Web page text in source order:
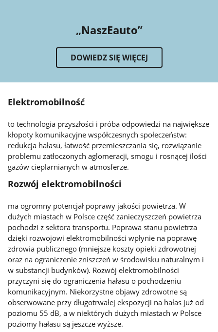
„NaszEauto”
DOWIEDZ SIĘ WIĘCEJ
Elektromobilność
to technologia przyszłości i próba odpowiedzi na największe
kłopoty komunikacyjne współczesnych społeczeństw:
redukcja hałasu, łatwość przemieszczania się, rozwiązanie
problemu zatłoczonych aglomeracji, smogu i rosnącej ilości
gazów cieplarnianych w atmosferze.
Rozwój elektromobilności
ma ogromny potencjał poprawy jakości powietrza. W
dużych miastach w Polsce część zanieczyszczeń powietrza
pochodzi z sektora transportu. Poprawa stanu powietrza
dzięki rozwojowi elektromobilności wpłynie na poprawę
zdrowia publicznego (mniejsze koszty opieki zdrowotnej
oraz na ograniczenie zniszczeń w środowisku naturalnym i
w substancji budynków). Rozwój elektromobilności
przyczyni się do ograniczenia hałasu o pochodzeniu
komunikacyjnym. Niekorzystne objawy zdrowotne są
obserwowane przy długotrwałej ekspozycji na hałas już od
poziomu 55 dB, a w niektórych dużych miastach w Polsce
poziomy hałasu są jeszcze wyższe.